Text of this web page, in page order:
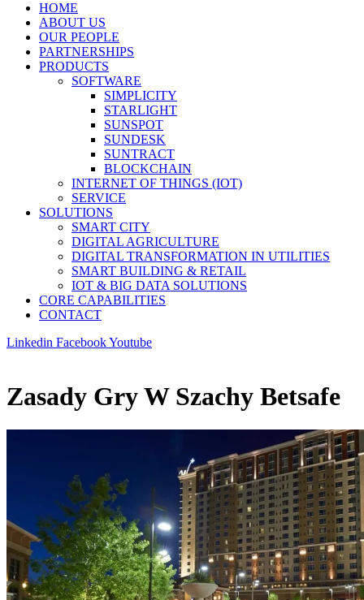
HOME
ABOUT US
OUR PEOPLE
PARTNERSHIPS
PRODUCTS
SOFTWARE
SIMPLICITY
STARLIGHT
SUNSPOT
SUNDESK
SUNTRACT
BLOCKCHAIN
INTERNET OF THINGS (IOT)
SERVICE
SOLUTIONS
SMART CITY
DIGITAL AGRICULTURE
DIGITAL TRANSFORMATION IN UTILITIES
SMART BUILDING & RETAIL
IOT & BIG DATA SOLUTIONS
CORE CAPABILITIES
CONTACT
Linkedin FacebookYoutube
Zasady Gry W Szachy Betsafe